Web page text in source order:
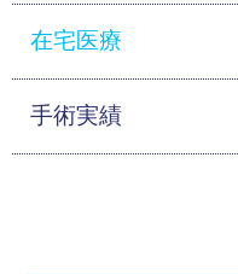
在宅医療
手術実績